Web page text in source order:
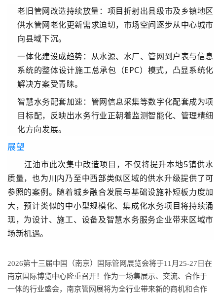
老旧管网改造持续放量 ：项目折射出县级市及乡镇地区
供水管网老化更新需求迫切，市场空间逐步从中心城市
向县域下沉。
一体化建设成趋势：从水源、水厂、管网到户表与信息
系统的整体设计施工总承包（EPC）模式，凸显系统化
解决方案受青睐。
智慧水务配套加速：管网信息采集等数字化配套成为项
目标配，反映出水务行业正朝着监测智能化、管理精细
化方向发展。
展望
江油市此次集中改造项目，不仅将提升本地5镇供水
质量，也为川内乃至中西部类似区域的供水升级提供了可
参照的案例。随着城乡融合发展与基础设施补短板力度加
大，预计类似的中小型规模化、集成化水务项目将持续涌
现，为设计、施工、设备及智慧水务服务企业带来区域市
场新机遇。
2026第十三届中国（南京）国际管网展览会将于11月25-27日在
南京国际博览中心隆重召开！作为一场集展示、交流、合作于
一体的行业盛会，南京管网展将为全行业带来新的商机和合作